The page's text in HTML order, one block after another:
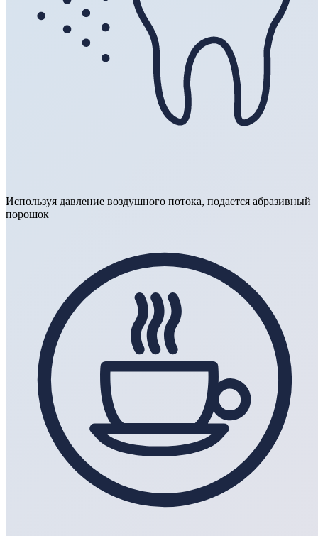
Используя давление воздушного потока, подается абразивный
порошок